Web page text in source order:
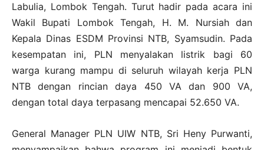
Labulia, Lombok Tengah. Turut hadir pada acara ini
Wakil Bupati Lombok Tengah, H. M. Nursiah dan
Kepala Dinas ESDM Provinsi NTB, Syamsudin. Pada
kesempatan ini, PLN menyalakan listrik bagi 60
warga kurang mampu di seluruh wilayah kerja PLN
NTB dengan rincian daya 450 VA dan 900 VA,
dengan total daya terpasang mencapai 52.650 VA.
General Manager PLN UIW NTB, Sri Heny Purwanti,